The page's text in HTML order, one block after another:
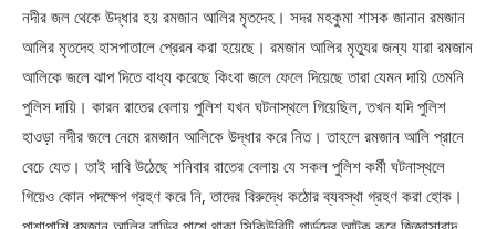
নদীর জল থেকে উদ্ধার হয় রমজান আলির মৃতদেহ। সদর মহকুমা শাসক জানান রমজান
আলির মৃতদেহ হাসপাতালে প্রেরন করা হয়েছে। রমজান আলির মৃত্যুর জন্য যারা রমজান
আলিকে জলে ঝাপ দিতে বাধ্য করেছে কিংবা জলে ফেলে দিয়েছে তারা যেমন দায়ি তেমনি
পুলিস দায়ি। কারন রাতের বেলায় পুলিশ যখন ঘটনাস্থলে গিয়েছিল, তখন যদি পুলিশ
হাওড়া নদীর জলে নেমে রমজান আলিকে উদ্ধার করে নিত। তাহলে রমজান আলি প্রানে
বেচে যেত। তাই দাবি উঠেছে শনিবার রাতের বেলায় যে সকল পুলিশ কর্মী ঘটনাস্থলে
গিয়েও কোন পদক্ষেপ গ্রহণ করে নি, তাদের বিরুদ্ধে কঠোর ব্যবস্থা গ্রহণ করা হোক।